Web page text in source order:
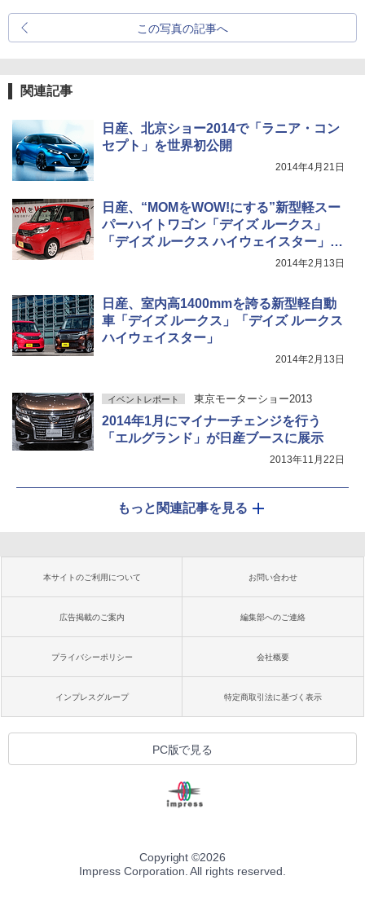
この写真の記事へ
関連記事
日産、北京ショー2014で「ラニア・コン
セプト」を世界初公開
2014年4月21日
日産、“MOMをWOW!にする”新型軽スー
パーハイトワゴン「デイズ ルークス」
「デイズ ルークス ハイウェイスター」発
2014年2月13日
日産、室内高1400mmを誇る新型軽自動
車「デイズ ルークス」「デイズ ルークス
ハイウェイスター」
2014年2月13日
イベントレポート 東京モーターショー2013
2014年1月にマイナーチェンジを行う
「エルグランド」が日産ブースに展示
2013年11月22日
もっと関連記事を見る
本サイトのご利用について お問い合わせ
広告掲載のご案内 編集部へのご連絡
プライバシーポリシー 会社概要
インプレスグループ 特定商取引法に基づく表示
PC版で見る
Copyright ©2026
Impress Corporation. All rights reserved.